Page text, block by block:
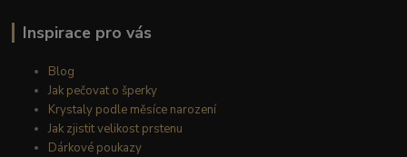
Inspirace pro vás
Blog
Jak pečovat o šperky
Krystaly podle měsíce narození
Jak zjistit velikost prstenu
Dárkové poukazy